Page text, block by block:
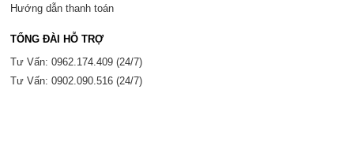
Hướng dẫn thanh toán
TỔNG ĐÀI HỖ TRỢ
Tư Vấn: 0962.174.409 (24/7)
Tư Vấn: 0902.090.516 (24/7)